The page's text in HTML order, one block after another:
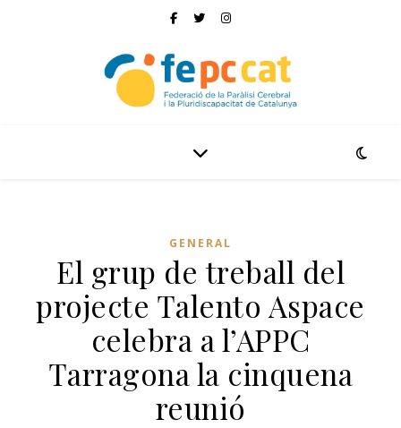
GENERAL
El grup de treball del
projecte Talento Aspace
celebra a l’APPC
Tarragona la cinquena
reunió